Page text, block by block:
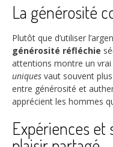
La générosité
Plutôt que d’utiliser
générosité réfléchie
attentions montre un vrai
uniques vaut souvent
entre générosité et
apprécient les hommes
Expériences et